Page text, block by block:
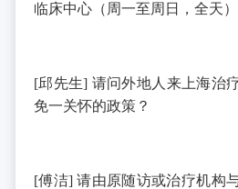
临床中心（周一至周日，全天）
[邱先生] 请问外地人来上海治
免一关怀的政策？
[傅洁]请由原随访或治疗机构